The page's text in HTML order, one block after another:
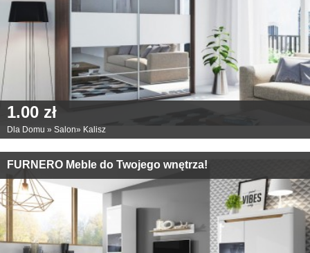
1.00 zł
Dla Domu » Salon» Kalisz
FURNERO Meble do Twojego wnętrza!